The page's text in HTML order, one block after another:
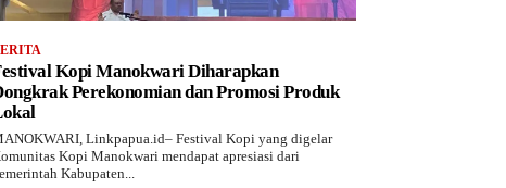
Kopi Manokwari Diharapkan
Perekonomian dan Promosi Produk
Linkpapua.id– Festival Kopi yang digelar
Kopi Manokwari mendapat apresiasi dari
Kabupaten...